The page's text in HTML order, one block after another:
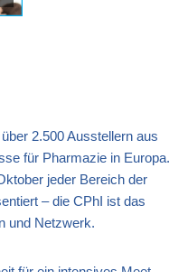
2.500 Ausstellern aus
für Pharmazie in Europa.
jeder Bereich der
– die CPhI ist das
und Netzwerk.
für ein intensives Meet